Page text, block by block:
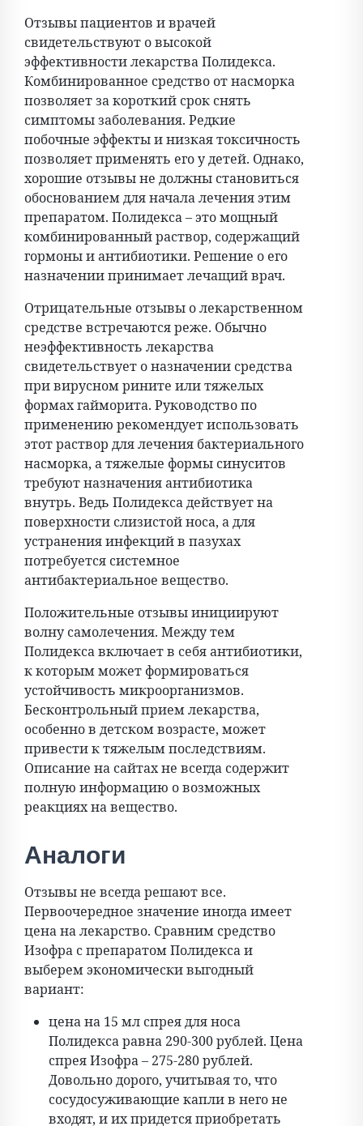
Отзывы пациентов и врачей
свидетельствуют о высокой
эффективности лекарства Полидекса.
Комбинированное средство от насморка
позволяет за короткий срок снять
симптомы заболевания. Редкие
побочные эффекты и низкая токсичность
позволяет применять его у детей. Однако,
хорошие отзывы не должны становиться
обоснованием для начала лечения этим
препаратом. Полидекса – это мощный
комбинированный раствор, содержащий
гормоны и антибиотики. Решение о его
назначении принимает лечащий врач.
Отрицательные отзывы о лекарственном
средстве встречаются реже. Обычно
неэффективность лекарства
свидетельствует о назначении средства
при вирусном рините или тяжелых
формах гайморита. Руководство по
применению рекомендует использовать
этот раствор для лечения бактериального
насморка, а тяжелые формы синуситов
требуют назначения антибиотика
внутрь. Ведь Полидекса действует на
поверхности слизистой носа, а для
устранения инфекций в пазухах
потребуется системное
антибактериальное вещество.
Положительные отзывы инициируют
волну самолечения. Между тем
Полидекса включает в себя антибиотики,
к которым может формироваться
устойчивость микроорганизмов.
Бесконтрольный прием лекарства,
особенно в детском возрасте, может
привести к тяжелым последствиям.
Описание на сайтах не всегда содержит
полную информацию о возможных
реакциях на вещество.
Аналоги
Отзывы не всегда решают все.
Первоочередное значение иногда имеет
цена на лекарство. Сравним средство
Изофра с препаратом Полидекса и
выберем экономически выгодный
вариант:
цена на 15 мл спрея для носа
Полидекса равна 290-300 рублей. Цена
спрея Изофра – 275-280 рублей.
Довольно дорого, учитывая то, что
сосудосуживающие капли в него не
входят, и их придется приобретать